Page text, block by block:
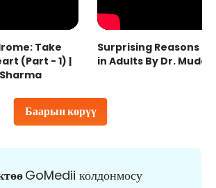
Баарын көрүү
Take
(Part - 1) |
Surprising Reasons
in Adults By Dr.
GoMedii колдонмосу